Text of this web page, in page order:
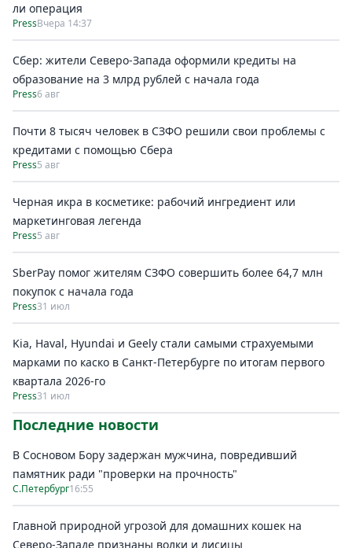
ли операция
PressВчера 14:37
Сбер: жители Северо-Запада оформили кредиты на
образование на 3 млрд рублей с начала года
Press6 авг
Почти 8 тысяч человек в СЗФО решили свои проблемы с
кредитами с помощью Сбера
Press5 авг
Черная икра в косметике: рабочий ингредиент или
маркетинговая легенда
Press5 авг
SberPay помог жителям СЗФО совершить более 64,7 млн
покупок c начала года
Press31 июл
Kia, Haval, Hyundai и Geely стали самыми страхуемыми
марками по каско в Санкт-Петербурге по итогам первого
квартала 2026-го
Press31 июл
Последние новости
В Сосновом Бору задержан мужчина, повредивший
памятник ради "проверки на прочность"
С.Петербург16:55
Главной природной угрозой для домашних кошек на
Северо-Западе признаны волки и лисицы